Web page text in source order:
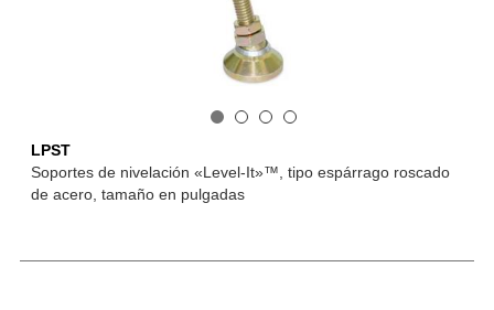
LPST
Soportes de nivelación «Level-It»™, tipo espárrago roscado
de acero, tamaño en pulgadas